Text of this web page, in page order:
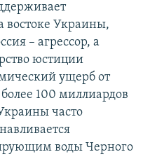
востоке Украины,
– агрессор, а
юстиции
ущерб от
100 миллиардов
часто
воды Черного